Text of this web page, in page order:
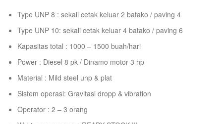
Type UNP 8 : sekali cetak keluar 2 batako / paving 4
Type UNP 10: sekali cetak keluar 4 batako / paving 6
Kapasitas total : 1000 – 1500 buah/hari
Power : Diesel 8 pk / Dinamo motor 3 hp
Material : Mild steel unp & plat
Sistem operasi: Gravitasi dropp & vibration
Operator : 2 – 3 orang